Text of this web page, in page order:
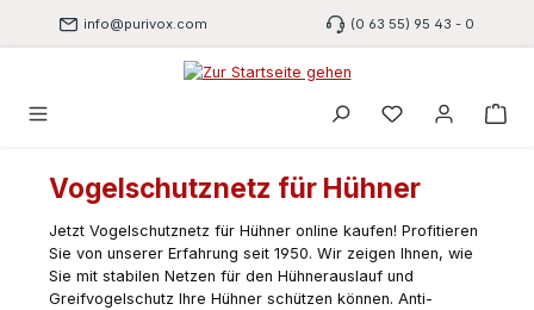
Zum Hauptinhalt springen
info@purivox.com (0 63 55) 95 43 - 0
Du hast 0
Vogelschutznetz für Hühner
Jetzt Vogelschutznetz für Hühner online kaufen! Profitieren
Sie von unserer Erfahrung seit 1950. Wir zeigen Ihnen, wie
Sie mit stabilen Netzen für den Hühnerauslauf und
Greifvogelschutz Ihre Hühner schützen können. Anti-